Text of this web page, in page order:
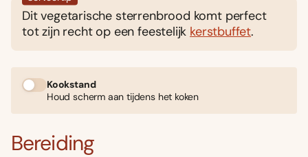
Dit vegetarische sterrenbrood komt perfect
tot zijn recht op een feestelijk kerstbuffet.
Kookstand
Houd scherm aan tijdens het koken
Bereiding